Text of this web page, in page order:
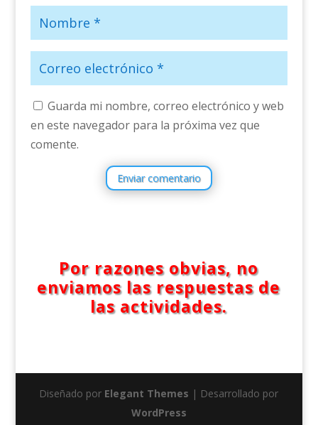
Guarda mi nombre, correo electrónico y web
en este navegador para la próxima vez que
comente.
Enviar comentario
Por razones obvias, no
enviamos las respuestas de
las actividades.
Diseñado por Elegant Themes | Desarrollado por
WordPress